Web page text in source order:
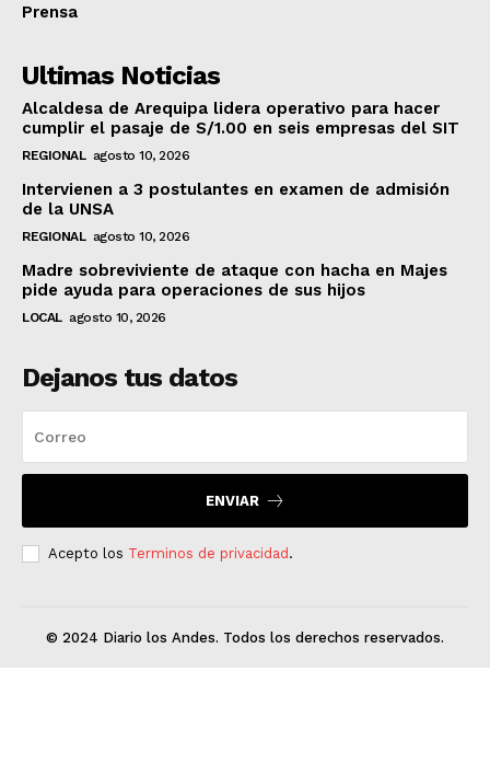
Prensa
Ultimas Noticias
Alcaldesa de Arequipa lidera operativo para hacer
cumplir el pasaje de S/1.00 en seis empresas del SIT
REGIONAL agosto 10, 2026
Intervienen a 3 postulantes en examen de admisión
de la UNSA
REGIONAL agosto 10, 2026
Madre sobreviviente de ataque con hacha en Majes
pide ayuda para operaciones de sus hijos
LOCAL agosto 10, 2026
Dejanos tus datos
ENVIAR
Acepto los Terminos de privacidad .
© 2024 Diario los Andes. Todos los derechos reservados.